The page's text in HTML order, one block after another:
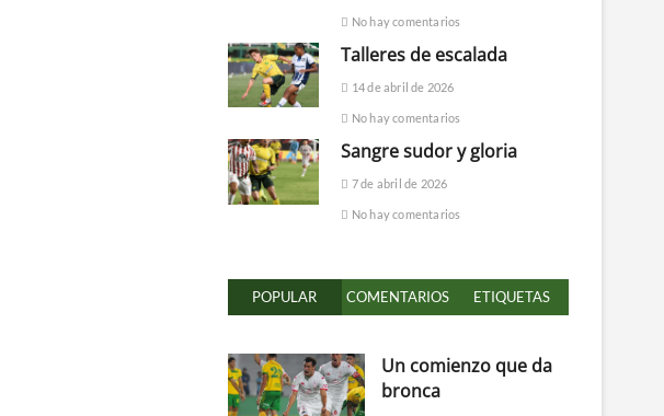
No hay comentarios
Talleres de escalada
14 de abril de 2026
No hay comentarios
Sangre sudor y gloria
7 de abril de 2026
No hay comentarios
POPULAR COMENTARIOS ETIQUETAS
Un comienzo que da
bronca